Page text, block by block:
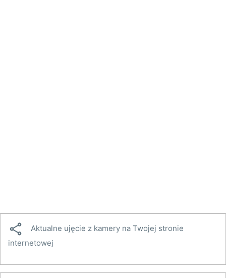

Aktualne ujęcie z kamery na Twojej stronie
internetowej